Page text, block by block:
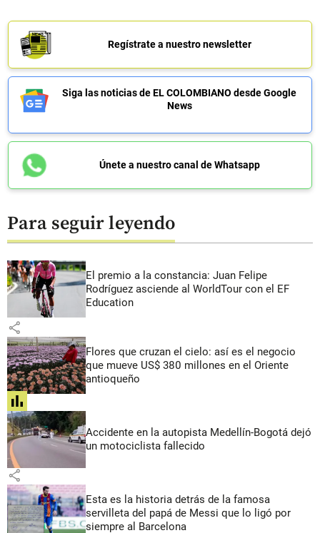
Regístrate a nuestro newsletter
Siga las noticias de EL COLOMBIANO desde Google
News
Únete a nuestro canal de Whatsapp
Para seguir leyendo
El premio a la constancia: Juan Felipe
Rodríguez asciende al WorldTour con el EF
Education
share
Flores que cruzan el cielo: así es el negocio
que mueve US$ 380 millones en el Oriente
antioqueño
share
Accidente en la autopista Medellín-Bogotá dejó
un motociclista fallecido
share
Esta es la historia detrás de la famosa
servilleta del papá de Messi que lo ligó por
siempre al Barcelona